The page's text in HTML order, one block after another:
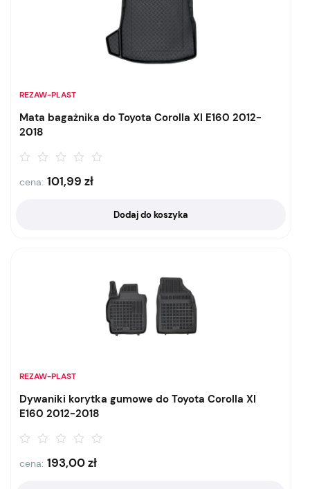
REZAW-PLAST
Mata bagażnika do Toyota Corolla XI E160 2012-
2018
cena: 101,99 zł
Dodaj do koszyka
REZAW-PLAST
Dywaniki korytka gumowe do Toyota Corolla XI
E160 2012-2018
cena: 193,00zł